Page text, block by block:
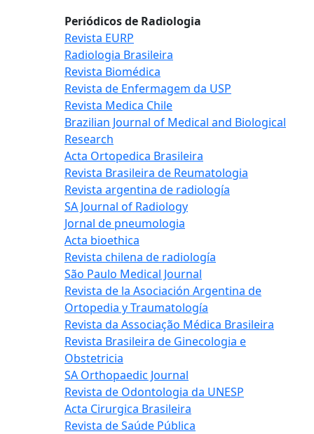
Periódicos de Radiologia
Revista EURP
Radiologia Brasileira
Revista Biomédica
Revista de Enfermagem da USP
Revista Medica Chile
Brazilian Journal of Medical and Biological
Research
Acta Ortopedica Brasileira
Revista Brasileira de Reumatologia
Revista argentina de radiología
SA Journal of Radiology
Jornal de pneumologia
Acta bioethica
Revista chilena de radiología
São Paulo Medical Journal
Revista de la Asociación Argentina de
Ortopedia y Traumatología
Revista da Associação Médica Brasileira
Revista Brasileira de Ginecologia e
Obstetricia
SA Orthopaedic Journal
Revista de Odontologia da UNESP
Acta Cirurgica Brasileira
Revista de Saúde Pública